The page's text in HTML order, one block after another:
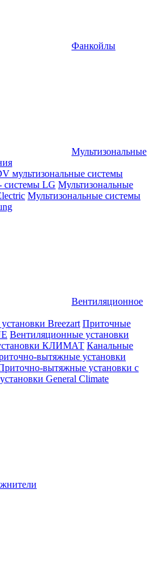
Фанкойлы
Мультизональные
мультизональные системы
системы LG Мультизональные
Мультизональные системы
Вентиляционное
Breezart Приточные
Вентиляционные установки
КЛИМАТ Канальные
вытяжные установки
вытяжные установки с
General Climate